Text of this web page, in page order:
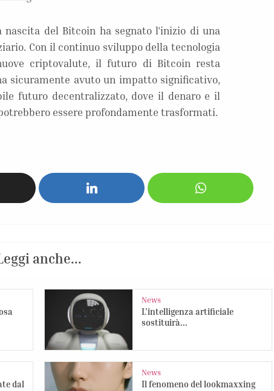
del Bitcoin ha segnato l’inizio di una
Con il continuo sviluppo della tecnologia
criptovalute, il futuro di Bitcoin resta
sicuramente avuto un impatto significativo,
futuro decentralizzato, dove il denaro e il
essere profondamente trasformati.
anche...
News
L’intelligenza artificiale
sostituirà...
dal
News
Il fenomeno del lookmaxxing